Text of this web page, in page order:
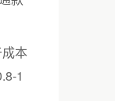
本
1